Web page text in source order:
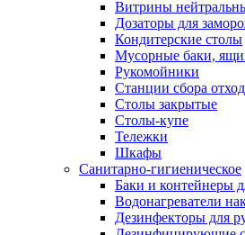
Витрины
Дозаторы для
Кондитерские столы
Мусорные баки,
Рукомойники
Станции сбора
Столы закрытые
Столы-купе
Тележки
Шкафы
Санитарно-гигиеническое
Баки и контейнеры
Водонагреватели
Дезинфекторы для